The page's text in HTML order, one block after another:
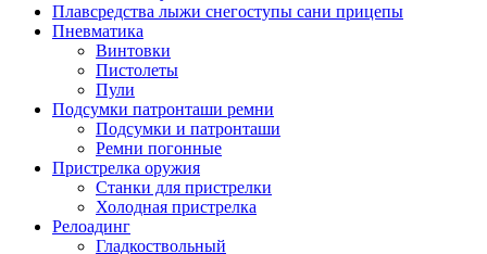
Плавсредства лыжи снегоступы сани прицепы
Пневматика
Винтовки
Пистолеты
Пули
Подсумки патронташи ремни
Подсумки и патронташи
Ремни погонные
Пристрелка оружия
Станки для пристрелки
Холодная пристрелка
Релоадинг
Гладкоствольный